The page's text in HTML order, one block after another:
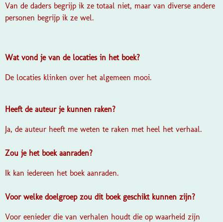
Van de daders begrijp ik ze totaal niet, maar van diverse andere
personen begrijp ik ze wel.
Wat vond je van de locatiesin het boek?
De locaties klinken over het algemeen mooi.
Heeft de auteur je kunnen raken?
Ja, de auteur heeft me weten te raken met heel het verhaal.
Zou je het boek aanraden?
Ik kan iedereen het boek aanraden.
Voor welke doelgroep zou dit boek geschikt kunnen zijn?
Voor eenieder die van verhalen houdt die op waarheid zijn